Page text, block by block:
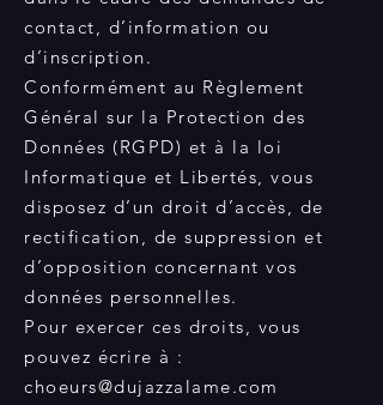
contact, d’information ou
d’inscription.
Conformément au Règlement
Général sur la Protection des
Données (RGPD) et à la loi
Informatique et Libertés, vous
disposez d’un droit d’accès, de
rectification, de suppression et
d’opposition concernant vos
données personnelles.
Pour exercer ces droits, vous
pouvez écrire à :
choeurs@dujazzalame.com